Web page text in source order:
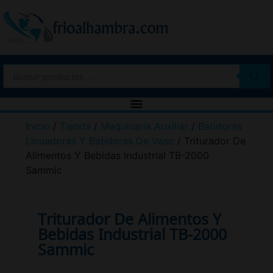
Inicio / Tienda / Maquinaria Auxiliar / Batidoras
Licuadoras Y Batidoras De Vaso / Triturador De
Alimentos Y Bebidas Industrial TB-2000
Sammic
Triturador De Alimentos Y
Bebidas Industrial TB-2000
Sammic